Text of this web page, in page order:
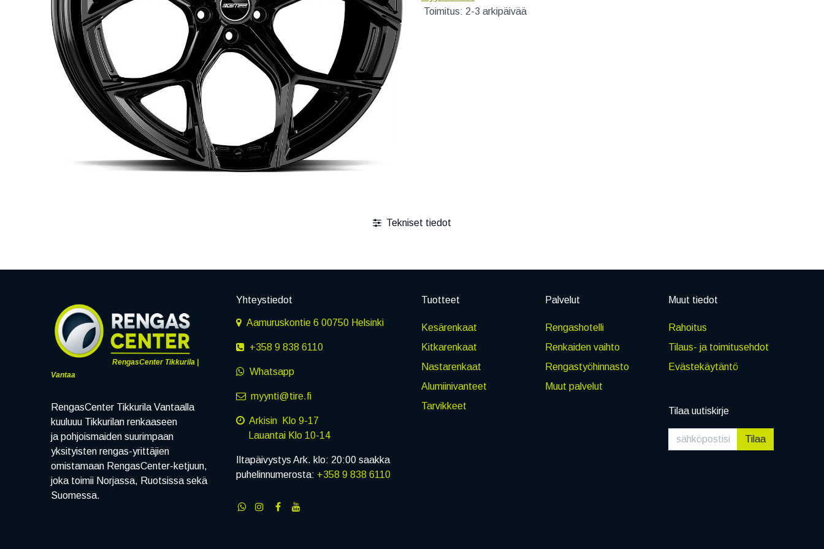
Toimitus: 2-3 arkipäivää
Tekniset tiedot
RengasCenter Tikkurila |
Vantaa
RengasCenter Tikkurila Vantaalla
kuuluuu Tikkurilan renkaaseen
ja pohjoismaiden suurimpaan
yksityisten rengas-yrittäjien
omistamaan RengasCenter-ketjuun,
joka toimii Norjassa, Ruotsissa sekä
Suomessa.
Yhteystiedot
Aamuruskontie 6 00750 Helsinki
+358 9 838 6110
Whatsapp
myynti@tire.fi
Arkisin Klo 9-17
Lauantai Klo 10-14
Iltapäivystys Ark. klo: 20:00 saakka
puhelinnumerosta: +358 9 838 6110
Tuotteet
Kesärenkaat
Kitkarenkaat
Nastarenkaat
Alumiinivanteet
Tarvikkeet
Palvelut
Rengashotelli
Renkaiden vaihto
Rengastyöhinnasto
Muut palvelut
Muut tiedot
Rahoitus
Tilaus- ja toimitusehdot
Evästekäytäntö
Tilaa uutiskirje
Tilaa